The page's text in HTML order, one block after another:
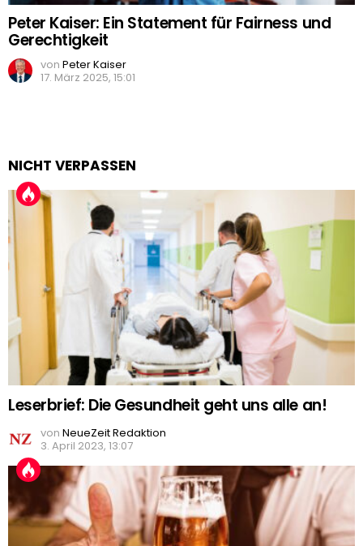
Peter Kaiser: Ein Statement für Fairness und
Gerechtigkeit
von Peter Kaiser
17. März 2025, 15:01
NICHT VERPASSEN
Leserbrief: Die Gesundheit geht uns alle an!
von NeueZeit Redaktion
3. April 2023, 13:07